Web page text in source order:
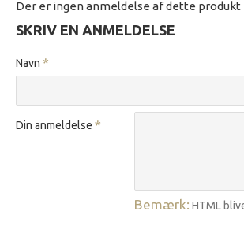
Der er ingen anmeldelse af dette produkt
SKRIV EN ANMELDELSE
Navn
Din anmeldelse
Bemærk: HTML